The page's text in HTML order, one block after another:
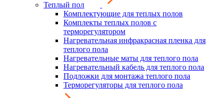
Теплый пол
Комплектующие для теплых полов
Комплекты теплых полов с
терморегулятором
Нагревательная инфракрасная пленка для
теплого пола
Нагревательные маты для теплого пола
Нагревательный кабель для теплого пола
Подложки для монтажа теплого пола
Терморегуляторы для теплого пола